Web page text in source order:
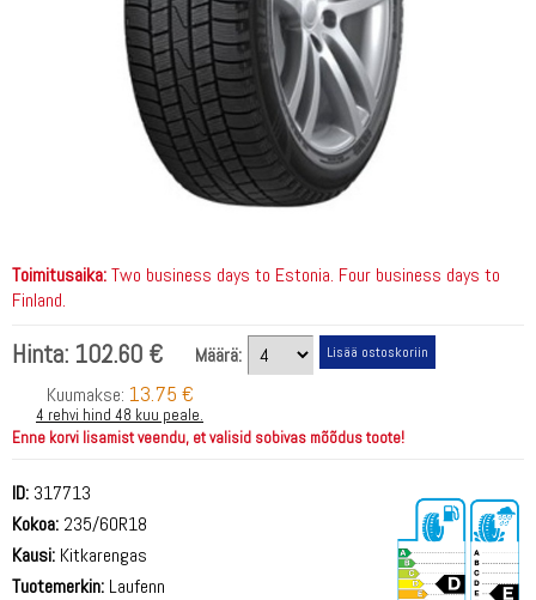
Toimitusaika:Two business days to Estonia. Four business days to
Finland.
Hinta: 102.60 €
Määrä:
Kuumakse: 13.75 €
4 rehvi hind 48 kuu peale.
Enne korvi lisamist veendu, et valisid sobivas mõõdus toote!
ID: 317713
Kokoa: 235/60R18
Kausi: Kitkarengas
Tuotemerkin: Laufenn